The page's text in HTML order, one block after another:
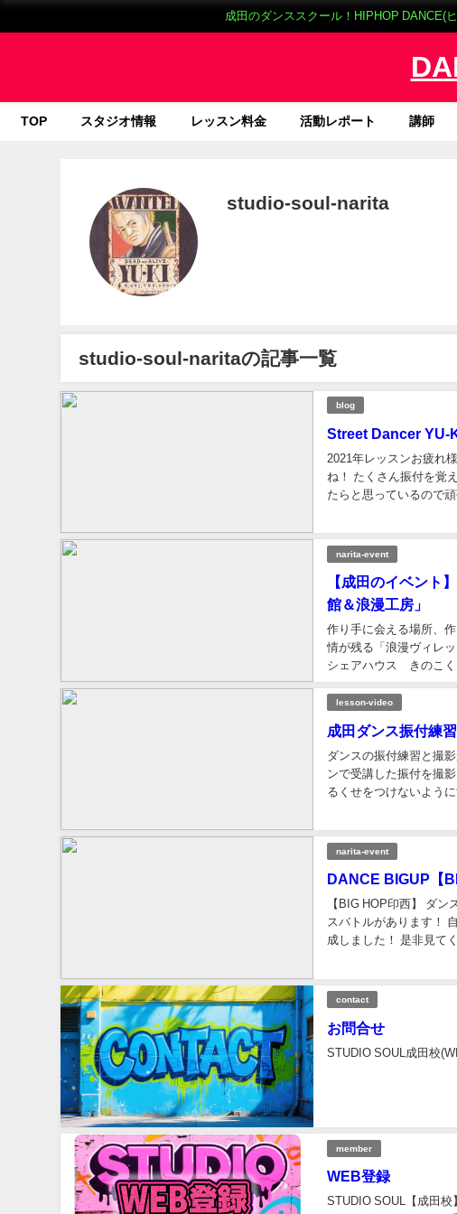
成田のダンススクール！HIPHOP DANCE(
TOP スタジオ情報 レッスン料金 活動レポート 講師
studio-soul-narita
studio-soul-naritaの記事一覧
blog
Street Dancer YU-
2021年レッスンお疲れ
ね！ たくさん振付を覚
たらと思っているので
narita-event
【成田のイベント
館＆浪漫工房」
作り手に会える場所、
情が残る「浪漫ヴィレ
シェアハウス きのこく
新たに工房スタイルの
lesson-video
成田ダンス振付練
ダンスの振付練習と撮
ンで受講した振付を撮
るくせをつけないよう
narita-event
DANCE BIGUP【
【BIG HOP印西】 ダ
スバトルがあります！
成しました！ 是非見て
contact
お問合せ
STUDIO SOUL成田校
member
WEB登録
STUDIO SOUL【成田